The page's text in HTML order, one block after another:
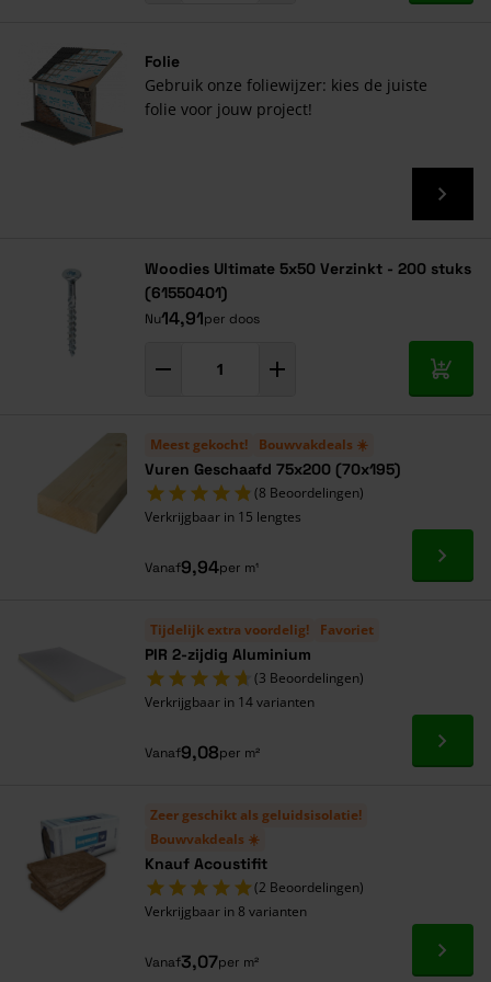
Folie
Gebruik onze foliewijzer: kies de juiste
folie voor jouw project!
Woodies Ultimate 5x50 Verzinkt - 200 stuks
(61550401)
Nu14,91per doos
In
Meest gekocht! Bouwvakdeals ☀️
Vuren Geschaafd 75x200 (70x195)
(8 Beoordelingen)
Verkrijgbaar in 15 lengtes
Vanaf9,94per m¹ Ga
Tijdelijk extra voordelig! Favoriet
PIR 2-zijdig Aluminium
(3 Beoordelingen)
Verkrijgbaar in 14 varianten
Vanaf9,08per m² Ga
Zeer geschikt als geluidsisolatie!
Bouwvakdeals ☀️
Knauf Acoustifit
(2 Beoordelingen)
Verkrijgbaar in 8 varianten
Vanaf3,07per m² Ga